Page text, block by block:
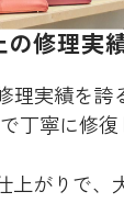
の修理実
理実績を誇
丁寧に修
上がりで、